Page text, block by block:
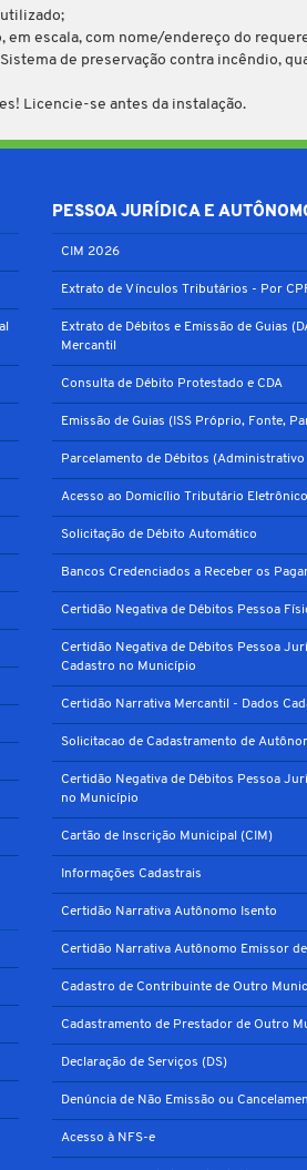
em escala, com nome/endereço do
de preservação contra incêndio,
Licencie-se antes da instalação.
PESSOA JURÍDICA E
CIM 2026
Extrato de Vínculos Tributários - Por
Extrato de Débitos e Emissão de Guias
Mercantil
Consulta de Débito Protestado e CDA
Emissão de Guias (ISS Próprio, Fonte,
Parcelamento de Débitos
Acesso ao Domicílio Tributário Eletrônico
Solicitação de Débito Automático
Bancos Credenciados a Receber os
Certidão Negativa de Débitos Pessoa
Certidão Negativa de Débitos Pessoa
Cadastro no Município
Certidão Narrativa Mercantil - Dados
Solicitacao de Cadastramento de
Certidão Negativa de Débitos Pessoa
no Município
Cartão de Inscrição Municipal (CIM)
Informações Cadastrais
Certidão Narrativa Autônomo Isento
Certidão Narrativa Autônomo Emissor
Cadastro de Contribuinte de Outro
Cadastramento de Prestador de Outro
Declaração de Serviços (DS)
Denúncia de Não Emissão ou
Acesso à NFS-e